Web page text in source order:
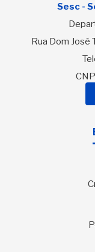
Sesc -
Rua Dom José